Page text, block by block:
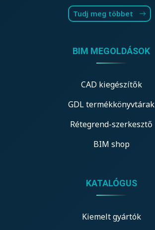
Tudj meg többet
BIM MEGOLDÁSOK
CAD kiegészítők
GDL termékkönyvtárak
Rétegrend-szerkesztő
BIM shop
KATALÓGUS
Kiemelt gyártók